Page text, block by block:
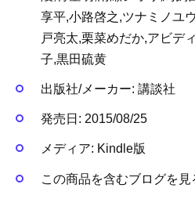
享平,小路啓之,ツナミノユ
戸亮太,栗菜めだか,アビデ
子,黒田硫黄
出版社/メーカー: 講談社
発売日: 2015/08/25
メディア: Kindle版
この商品を含むブログを見